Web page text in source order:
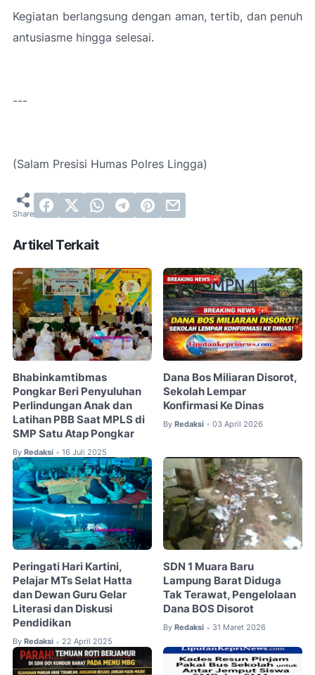
Kegiatan berlangsung dengan aman, tertib, dan penuh
antusiasme hingga selesai.
---
(Salam Presisi Humas Polres Lingga)
Artikel Terkait
Bhabinkamtibmas
Pongkar Beri Penyuluhan
Perlindungan Anak dan
Latihan PBB Saat MPLS di
SMP Satu Atap Pongkar
By Redaksi • 16 Juli 2025
Dana Bos Miliaran Disorot,
Sekolah Lempar
Konfirmasi Ke Dinas
By Redaksi • 03 April 2026
Peringati Hari Kartini,
Pelajar MTs Selat Hatta
dan Dewan Guru Gelar
Literasi dan Diskusi
Pendidikan
By Redaksi • 22 April 2025
SDN 1 Muara Baru
Lampung Barat Diduga
Tak Terawat, Pengelolaan
Dana BOS Disorot
By Redaksi • 31 Maret 2026